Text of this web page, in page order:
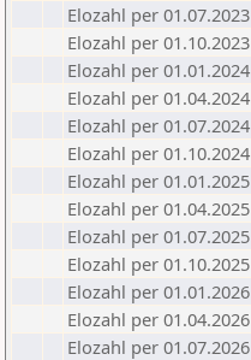
Elozahl per 01.07.2023
Elozahl per 01.10.2023
Elozahl per 01.01.2024
Elozahl per 01.04.2024
Elozahl per 01.07.2024
Elozahl per 01.10.2024
Elozahl per 01.01.2025
Elozahl per 01.04.2025
Elozahl per 01.07.2025
Elozahl per 01.10.2025
Elozahl per 01.01.2026
Elozahl per 01.04.2026
Elozahl per 01.07.2026